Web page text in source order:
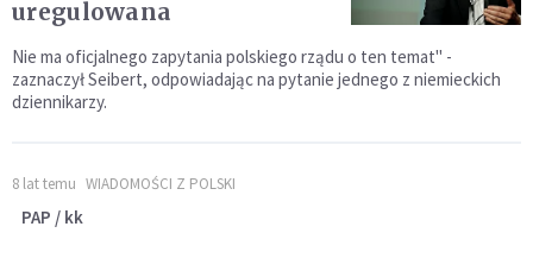
uregulowana
Nie ma oficjalnego zapytania polskiego rządu o ten temat" -
zaznaczył Seibert, odpowiadając na pytanie jednego z niemieckich
dziennikarzy.
8 lat temu WIADOMOŚCI Z POLSKI
PAP / kk